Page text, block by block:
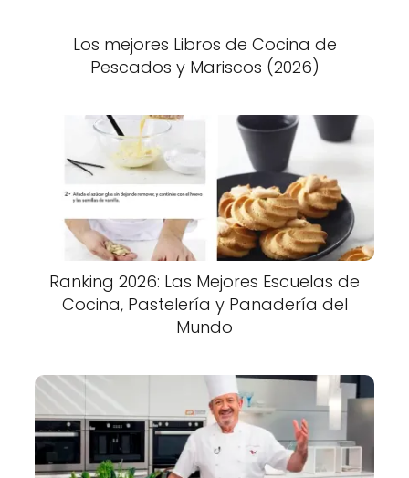
Los mejores Libros de Cocina de
Pescados y Mariscos (2026)
Ranking 2026: Las Mejores Escuelas de
Cocina, Pastelería y Panadería del
Mundo